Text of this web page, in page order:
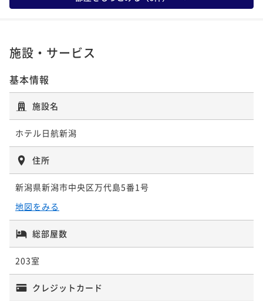
ポイント即利用で最大5％OFF
【ADVANCE 7 】朝食付 7日前予約でベストレート
【SAVER】朝食付き ベストアベイラブルレート 変動料
¥26,600~
施設・サービス
基本情報
施設名
ホテル日航新潟
住所
新潟県新潟市中央区万代島5番1号
地図をみる
総部屋数
203室
クレジットカード